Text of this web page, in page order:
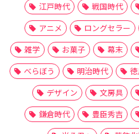
江戸時代 戦国時代
アニメ
ロングセラー
雑学
お菓子 幕末
べらぼう
明治時代
デザイン
文房具
鎌倉時代
豊臣秀吉